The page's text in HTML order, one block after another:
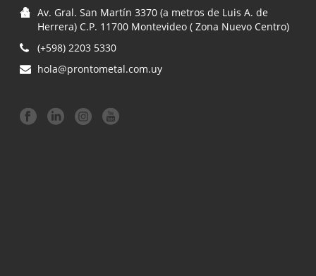
Av. Gral. San Martín 3370 (a metros de Luis A. de
Herrera) C.P. 11700 Montevideo ( Zona Nuevo Centro)
(+598) 2203 5330
hola@prontometal.com.uy